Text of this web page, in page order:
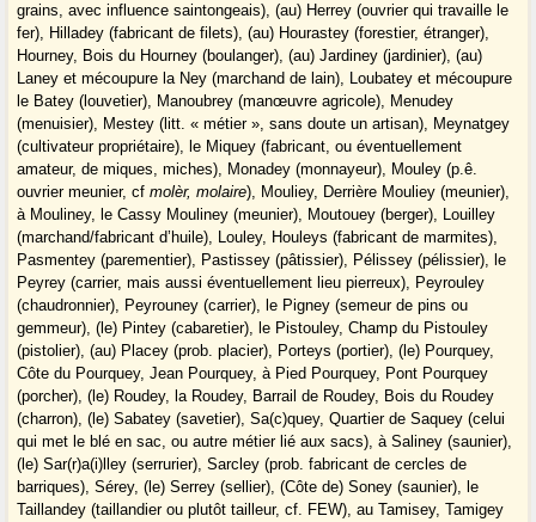
grains, avec influence saintongeais), (au) Herrey (ouvrier qui travaille le
fer), Hilladey (fabricant de filets), (au) Hourastey (forestier, étranger),
Hourney, Bois du Hourney (boulanger), (au) Jardiney (jardinier), (au)
Laney et mécoupure la Ney (marchand de lain), Loubatey et mécoupure
le Batey (louvetier), Manoubrey (manœuvre agricole), Menudey
(menuisier), Mestey (litt. « métier », sans doute un artisan), Meynatgey
(cultivateur propriétaire), le Miquey (fabricant, ou éventuellement
amateur, de miques, miches), Monadey (monnayeur), Mouley (p.ê.
ouvrier meunier, cfmolèr, molaire), Mouliey, Derrière Mouliey (meunier),
à Mouliney, le Cassy Mouliney (meunier), Moutouey (berger), Louilley
(marchand/fabricant d’huile), Louley, Houleys (fabricant de marmites),
Pasmentey (parementier), Pastissey (pâtissier), Pélissey (pélissier), le
Peyrey (carrier, mais aussi éventuellement lieu pierreux), Peyrouley
(chaudronnier), Peyrouney (carrier), le Pigney (semeur de pins ou
gemmeur), (le) Pintey (cabaretier), le Pistouley, Champ du Pistouley
(pistolier), (au) Placey (prob. placier), Porteys (portier), (le) Pourquey,
Côte du Pourquey, Jean Pourquey, à Pied Pourquey, Pont Pourquey
(porcher), (le) Roudey, la Roudey, Barrail de Roudey, Bois du Roudey
(charron), (le) Sabatey (savetier), Sa(c)quey, Quartier de Saquey (celui
qui met le blé en sac, ou autre métier lié aux sacs), à Saliney (saunier),
(le) Sar(r)a(i)lley (serrurier), Sarcley (prob. fabricant de cercles de
barriques), Sérey, (le) Serrey (sellier), (Côte de) Soney (saunier), le
Taillandey (taillandier ou plutôt tailleur, cf. FEW), au Tamisey, Tamigey